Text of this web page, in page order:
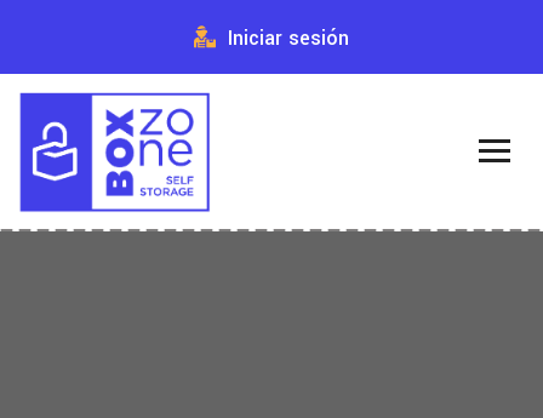
Iniciar sesión